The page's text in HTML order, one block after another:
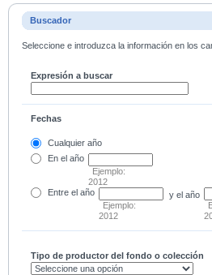
Buscador
Seleccione e introduzca la información en los
Expresión a buscar
Fechas
Cualquier año
En el año
Ejemplo:
2012
Entre el año
Ejemplo:
2012
y el año
Tipo de productor del fondo o colección